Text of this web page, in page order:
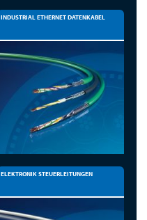
INDUSTRIAL ETHERNET DATENKABEL
ELEKTRONIK STEUERLEITUNGEN